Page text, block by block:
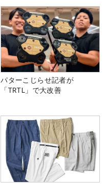
パターこじらせ記者が
「TRTL」で大改善